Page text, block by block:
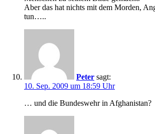
Aber das hat nichts mit dem Morden,
tun…..
Peter sagt:
10. Sep. 2009 um 18:59 Uhr
… und die Bundeswehr in Afghanistan?